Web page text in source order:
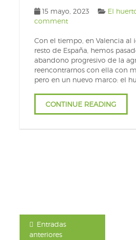
15 mayo, 2023 El
comment
Con el tiempo, en Valencia al
resto de España, hemos
abandono progresivo de la
reencontrarnos con ella con
pero en un nuevo marco: el
CONTINUE READING
Entradas
anteriores